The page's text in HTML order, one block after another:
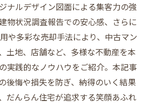
ナルデザイン図面による集客力の強
物状況調査報告での安心感、さらに
や多彩な売却手法により、中古マン
土地、店舗など、多様な不動産を本
実践的なノウハウをご紹介。本記事
後悔や損失を防ぎ、納得のいく結果
だんらん住宅が追求する笑顔あふれ